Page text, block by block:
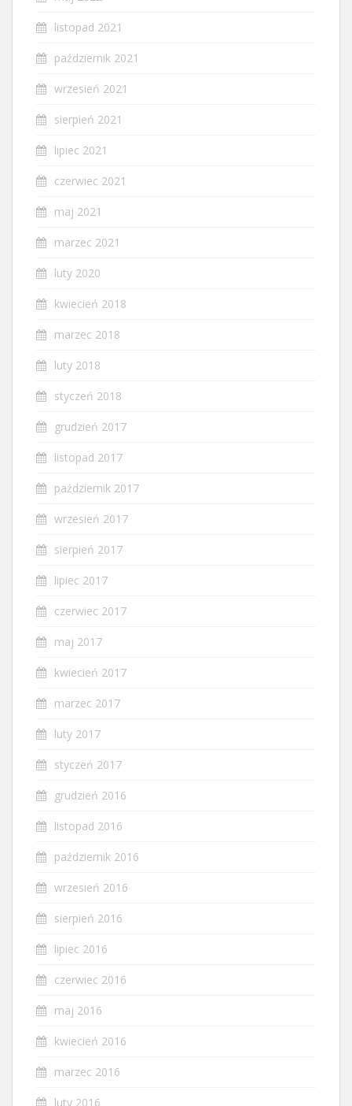
listopad 2021
październik 2021
wrzesień 2021
sierpień 2021
lipiec 2021
czerwiec 2021
maj 2021
marzec 2021
luty 2020
kwiecień 2018
marzec 2018
luty 2018
styczeń 2018
grudzień 2017
listopad 2017
październik 2017
wrzesień 2017
sierpień 2017
lipiec 2017
czerwiec 2017
maj 2017
kwiecień 2017
marzec 2017
luty 2017
styczeń 2017
grudzień 2016
listopad 2016
październik 2016
wrzesień 2016
sierpień 2016
lipiec 2016
czerwiec 2016
maj 2016
kwiecień 2016
marzec 2016
luty 2016